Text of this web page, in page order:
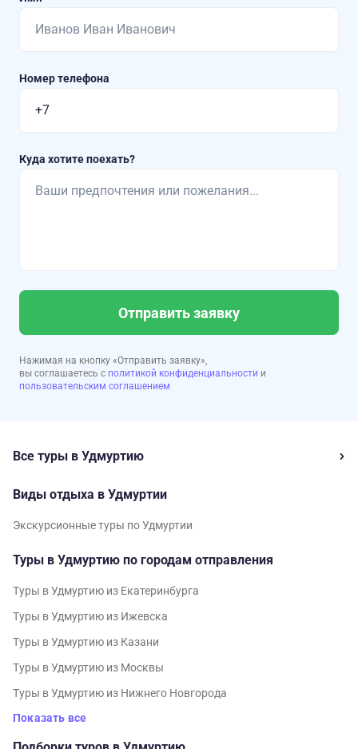
Номер телефона
Куда хотите поехать?
Отправить заявку
Нажимая на кнопку «Отправить заявку»,
вы соглашаетесь с политикой конфиденциальности и
пользовательским соглашением
Все туры в Удмуртию
Виды отдыха в Удмуртии
Экскурсионные туры по Удмуртии
Туры в Удмуртию по городам отправления
Туры в Удмуртию из Екатеринбурга
Туры в Удмуртию из Ижевска
Туры в Удмуртию из Казани
Туры в Удмуртию из Москвы
Туры в Удмуртию из Нижнего Новгорода
Показать все